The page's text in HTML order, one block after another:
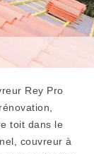
Rey Pro
toit dans le
couvreur à